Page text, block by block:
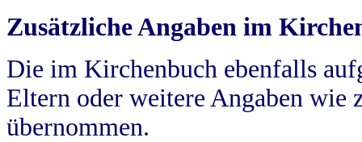
Zusätzliche Angaben im
Die im Kirchenbuch ebenfalls
Eltern oder weitere Angaben wie
übernommen.